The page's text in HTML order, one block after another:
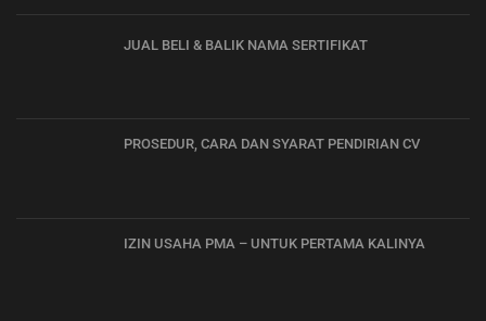
JUAL BELI & BALIK NAMA SERTIFIKAT
PROSEDUR, CARA DAN SYARAT PENDIRIAN CV
IZIN USAHA PMA – UNTUK PERTAMA KALINYA